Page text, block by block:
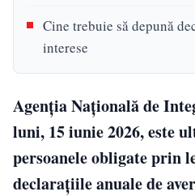
Cine trebuie să depună
interese
Agenția Națională de
luni, 15 iunie 2026, este
persoanele obligate prin
declarațiile anuale de